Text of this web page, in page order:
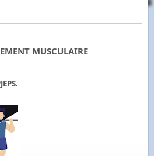
MUSCULAIRE